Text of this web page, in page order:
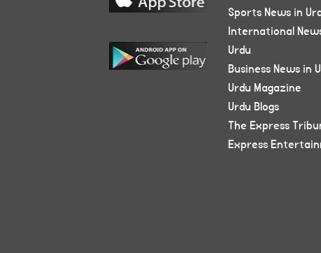
Sports News in
International
Urdu
Business News in
Urdu Magazine
Urdu Blogs
The Express
Express